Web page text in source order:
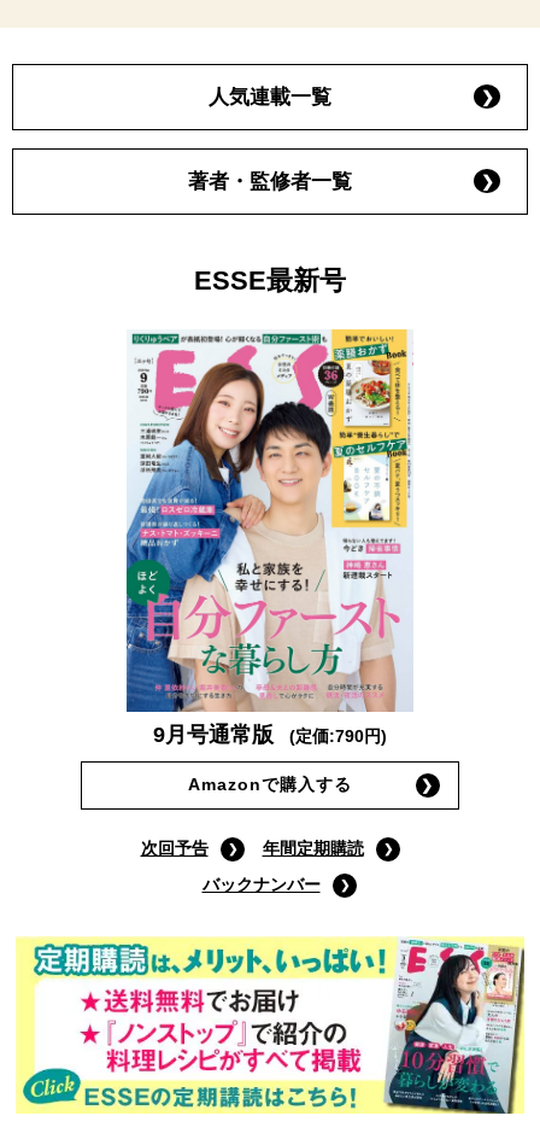
人気連載一覧
著者・監修者一覧
ESSE最新号
9月号通常版 (定価:790円)
Amazonで購入する
次回予告
年間定期購読
バックナンバー